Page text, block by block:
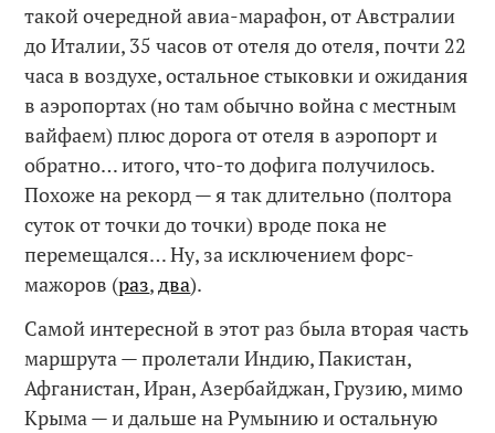
такой очередной авиа-марафон, от Австралии
до Италии, 35 часов от отеля до отеля, почти 22
часа в воздухе, остальное стыковки и ожидания
в аэропортах (но там обычно война с местным
вайфаем) плюс дорога от отеля в аэропорт и
обратно… итого, что-то дофига получилось.
Похоже на рекорд — я так длительно (полтора
суток от точки до точки) вроде пока не
перемещался… Ну, за исключением форс-
мажоров (раз,два).
Самой интересной в этот раз была вторая часть
маршрута — пролетали Индию, Пакистан,
Афганистан, Иран, Азербайджан, Грузию, мимо
Крыма — и дальше на Румынию и остальную